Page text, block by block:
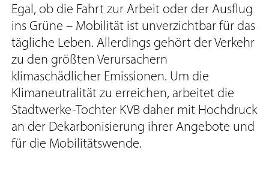
Egal, ob die Fahrt zur Arbeit oder der Ausflug
ins Grüne – Mobilität ist unverzichtbar für das
tägliche Leben. Allerdings gehört der Verkehr
zu den größten Verursachern
klimaschädlicher Emissionen. Um die
Klimaneutralität zu erreichen, arbeitet die
Stadtwerke-Tochter KVB daher mit Hochdruck
an der Dekarbonisierung ihrer Angebote und
für die Mobilitätswende.